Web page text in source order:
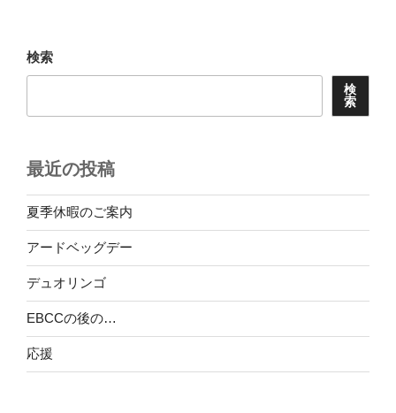
ン
検索
検
索
最近の投稿
夏季休暇のご案内
アードベッグデー
デュオリンゴ
EBCCの後の…
応援